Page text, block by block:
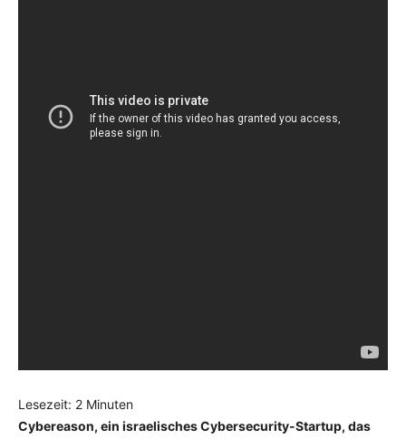
Lesezeit: 2 Minuten
Cybereason, ein israelisches Cybersecurity-Startup, das